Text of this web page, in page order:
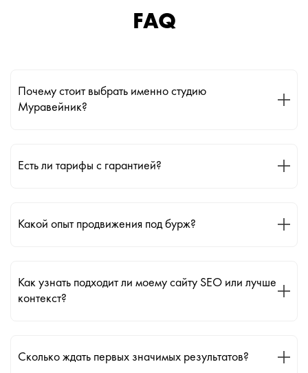
FAQ
Почему стоит выбрать именно студию
Муравейник?
Есть ли тарифы с гарантией?
Какой опыт продвижения под бурж?
Как узнать подходит ли моему сайту SEO или лучше
контекст?
Сколько ждать первых значимых результатов?